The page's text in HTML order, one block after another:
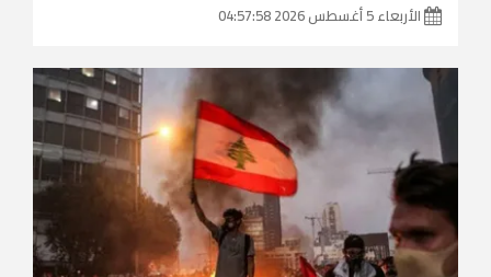
الأربعاء 5 أغسطس 2026 04:57:58